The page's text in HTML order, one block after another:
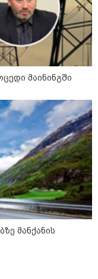
არაა?!" -
საქმეზე ნია
დაეჯახა -
ქუჩიდან
საქართველოს
სისტემის
- რა დეტალები
მაინინგში
მანქანის